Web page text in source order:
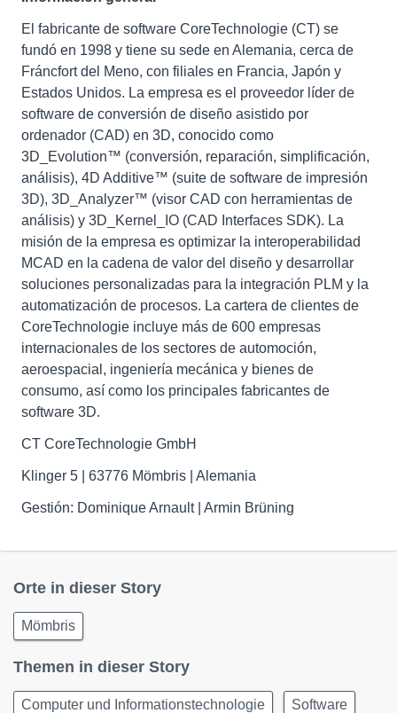
El fabricante de software CoreTechnologie (CT) se
fundó en 1998 y tiene su sede en Alemania, cerca de
Fráncfort del Meno, con filiales en Francia, Japón y
Estados Unidos. La empresa es el proveedor líder de
software de conversión de diseño asistido por
ordenador (CAD) en 3D, conocido como
3D_Evolution™ (conversión, reparación, simplificación,
análisis), 4D Additive™ (suite de software de impresión
3D), 3D_Analyzer™ (visor CAD con herramientas de
análisis) y 3D_Kernel_IO (CAD Interfaces SDK). La
misión de la empresa es optimizar la interoperabilidad
MCAD en la cadena de valor del diseño y desarrollar
soluciones personalizadas para la integración PLM y la
automatización de procesos. La cartera de clientes de
CoreTechnologie incluye más de 600 empresas
internacionales de los sectores de automoción,
aeroespacial, ingeniería mecánica y bienes de
consumo, así como los principales fabricantes de
software 3D.
CT CoreTechnologie GmbH
Klinger 5 | 63776 Mömbris | Alemania
Gestión: Dominique Arnault | Armin Brüning
Orte in dieser Story
Mömbris
Themen in dieser Story
Computer und Informationstechnologie Software